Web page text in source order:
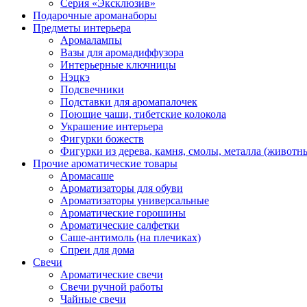
Серия «Эксклюзив»
Подарочные ароманаборы
Предметы интерьера
Аромалампы
Вазы для аромадиффузора
Интерьерные ключницы
Нэцкэ
Подсвечники
Подставки для аромапалочек
Поющие чаши, тибетские колокола
Украшение интерьера
Фигурки божеств
Фигурки из дерева, камня, смолы, металла
Прочие ароматические товары
Аромасаше
Ароматизаторы для обуви
Ароматизаторы универсальные
Ароматические горошины
Ароматические салфетки
Саше-антимоль (на плечиках)
Спреи для дома
Свечи
Ароматические свечи
Свечи ручной работы
Чайные свечи